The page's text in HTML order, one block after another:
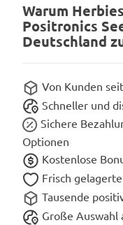
Warum
Positronics
Deutschland
Von Kunden
Schneller und
Sichere
Optionen
Kostenlose
Frisch
Tausende
Große Auswahl